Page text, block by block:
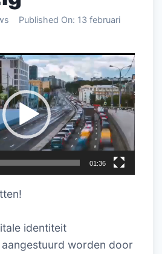
Published On: 13 februari
01:36
identiteit
worden door